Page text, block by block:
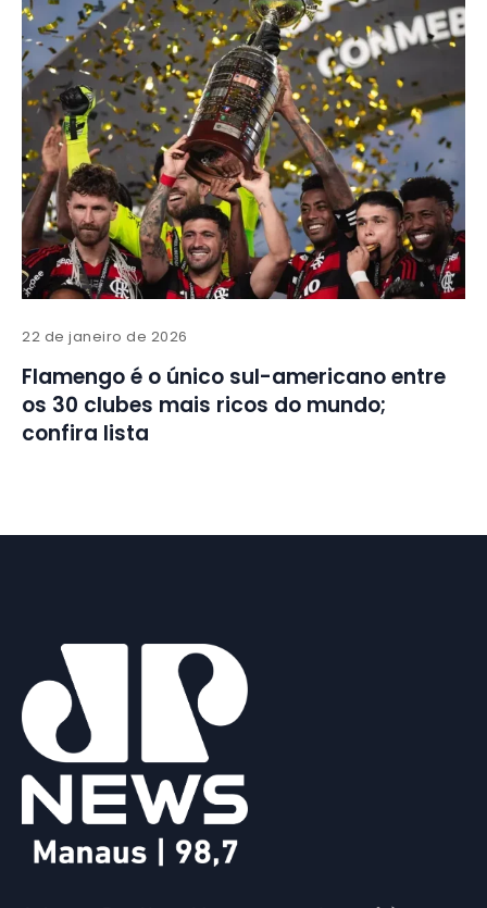
22 de janeiro de 2026
Flamengo é o único sul-americano entre
os 30 clubes mais ricos do mundo;
confira lista